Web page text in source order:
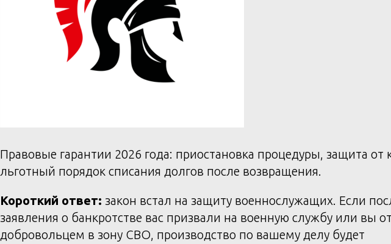
Правовые гарантии 2026 года: приостановка процедуры, защита от
льготный порядок списания долгов после возвращения.
Короткий ответ: закон встал на защиту военнослужащих. Если
заявления о банкротстве вас призвали на военную службу или вы
добровольцем в зону СВО, производство по вашему делу будет